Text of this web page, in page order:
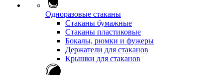
Одноразовые стаканы
Стаканы бумажные
Стаканы пластиковые
Бокалы, рюмки и фужеры
Держатели для стаканов
Крышки для стаканов